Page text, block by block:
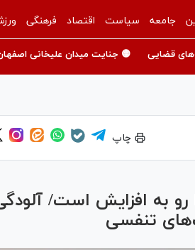
جامعه سیاست اقتصاد فرهنگی
قضایی 🟡 جنایت میدان علیخانی
چاپ
رو به افزایش است/
تنفسی